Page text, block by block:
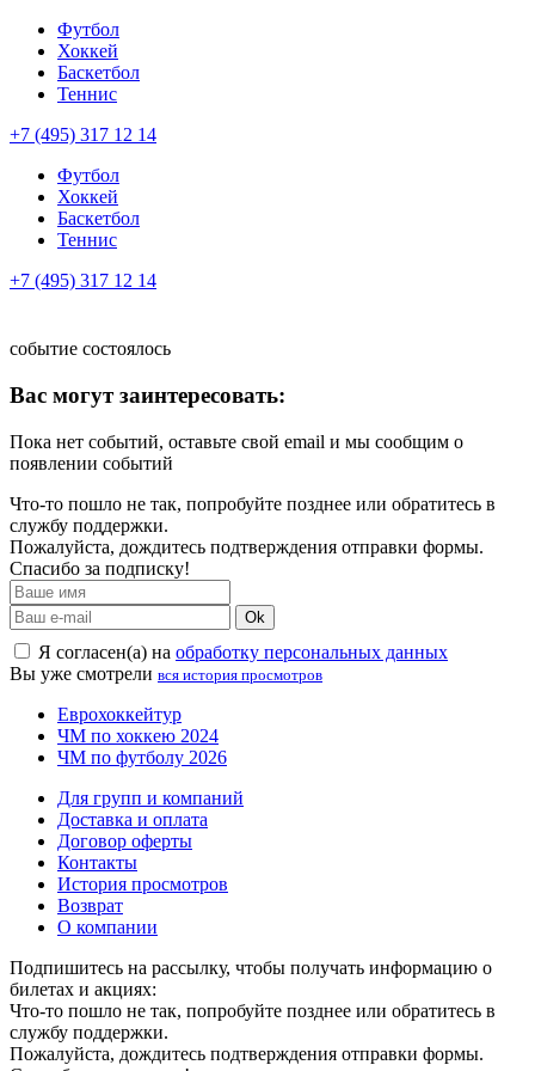
Футбол
Хоккей
Баскетбол
Теннис
+7 (495) 317 12 14
Футбол
Хоккей
Баскетбол
Теннис
+7 (495) 317 12 14
событие состоялось
Вас могут заинтересовать:
Пока нет событий, оставьте свой email и мы сообщим о
появлении событий
Что-то пошло не так, попробуйте позднее или обратитесь в
службу поддержки.
Пожалуйста, дождитесь подтверждения отправки формы.
Спасибо за подписку!
Ok
Я согласен(а) на обработку персональных данных
Вы уже смотрели вся история просмотров
Еврохоккейтур
ЧМ по хоккею 2024
ЧМ по футболу 2026
Для групп и компаний
Доставка и оплата
Договор оферты
Контакты
История просмотров
Возврат
О компании
Подпишитесь на рассылку, чтобы получать информацию о
билетах и акциях:
Что-то пошло не так, попробуйте позднее или обратитесь в
службу поддержки.
Пожалуйста, дождитесь подтверждения отправки формы.